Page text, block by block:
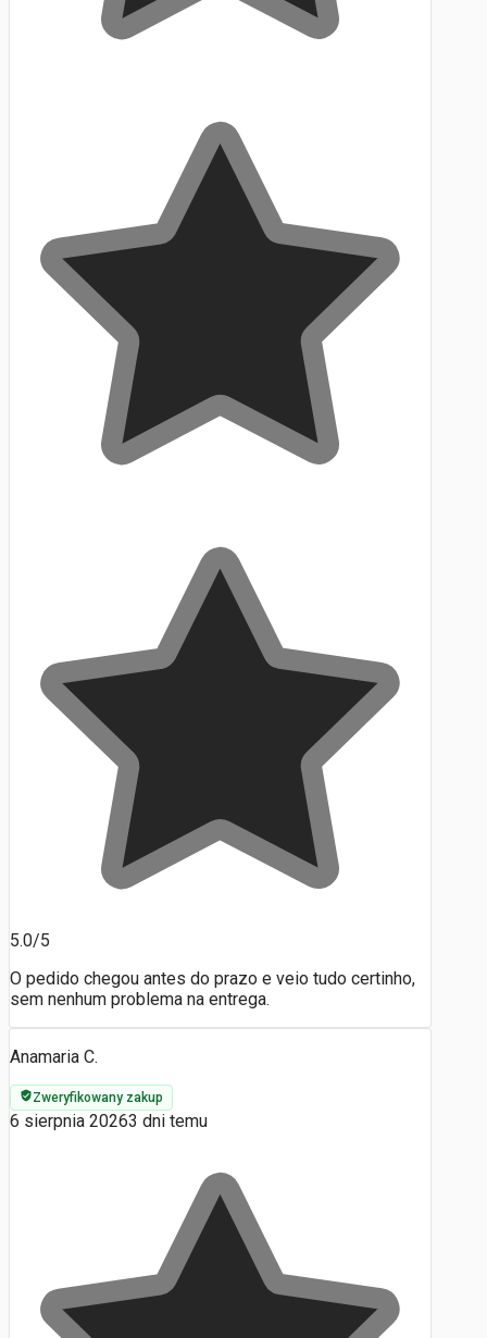
5.0/5
O pedido chegou antes do prazo e veio tudo certinho,
sem nenhum problema na entrega.
Anamaria C.
Zweryfikowany zakup
6 sierpnia 20263 dni temu